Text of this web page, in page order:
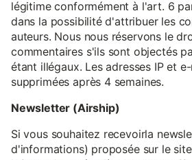
légitime conformément à l'art. 6
dans la possibilité d'attribuer les
auteurs. Nous nous réservons le
commentaires s'ils sont objectés
étant illégaux. Les adresses IP et
supprimées après 4 semaines.
Newsletter (Airship)
Si vous souhaitez recevoirla
d'informations) proposée sur le